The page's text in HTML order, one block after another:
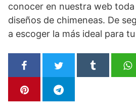
conocer en nuestra web
diseños de chimeneas. De
a escoger la más ideal para